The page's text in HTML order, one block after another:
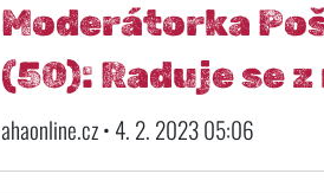
Moderátorka
(50): Raduje se
ahaonline.cz • 4. 2. 2023 05:06